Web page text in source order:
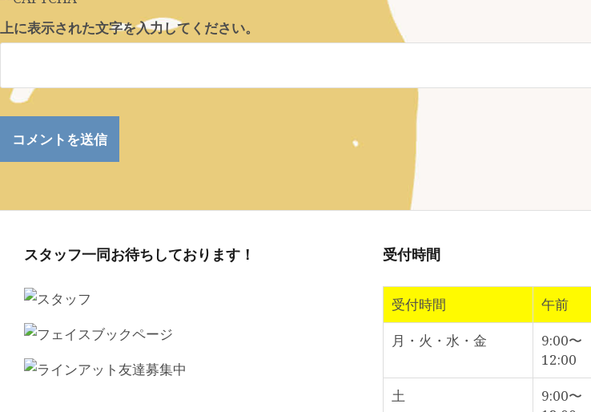
上に表示された文字を入力してください。
スタッフ一同お待ちしております！ 受付時間
受付時間 午前
月・火・水・金
9:00〜
12:00
土
9:00〜